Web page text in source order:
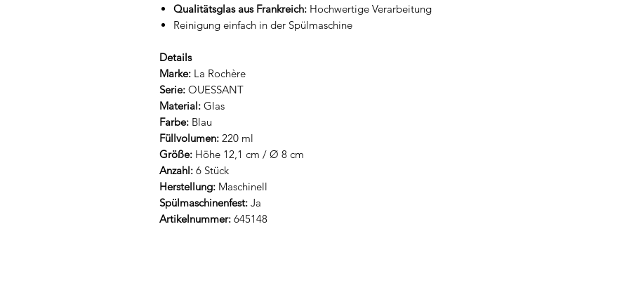
Qualitätsglas aus Frankreich: Hochwertige Verarbeitung
Reinigung einfach in der Spülmaschine
Details
Marke: La Rochère
Serie: OUESSANT
Material: Glas
Farbe: Blau
Füllvolumen: 220 ml
Größe: Höhe 12,1 cm / Ø 8 cm
Anzahl: 6 Stück
Herstellung: Maschinell
Spülmaschinenfest: Ja
Artikelnummer: 645148